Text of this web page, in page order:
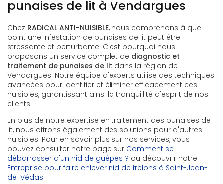
punaises de lit à Vendargues
Chez RADICAL ANTI-NUISIBLE, nous comprenons à quel
point une infestation de punaises de lit peut être
stressante et perturbante. C'est pourquoi nous
proposons un service complet de diagnostic et
traitement de punaises de lit dans la région de
Vendargues. Notre équipe d'experts utilise des techniques
avancées pour identifier et éliminer efficacement ces
nuisibles, garantissant ainsi la tranquillité d'esprit de nos
clients.
En plus de notre expertise en traitement des punaises de
lit, nous offrons également des solutions pour d'autres
nuisibles. Pour en savoir plus sur nos services, vous
pouvez consulter notre page sur Comment se
débarrasser d'un nid de guêpes ? ou découvrir notre
Entreprise pour faire enlever nid de frelons à Saint-Jean-
de-Védas.